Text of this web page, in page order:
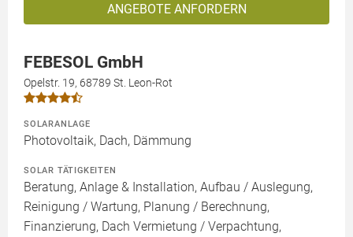
ANGEBOTE ANFORDERN
FEBESOL GmbH
Opelstr. 19, 68789 St. Leon-Rot
SOLARANLAGE
Photovoltaik, Dach, Dämmung
SOLAR TÄTIGKEITEN
Beratung, Anlage & Installation, Aufbau / Auslegung,
Reinigung / Wartung, Planung / Berechnung,
Finanzierung, Dach Vermietung / Verpachtung,